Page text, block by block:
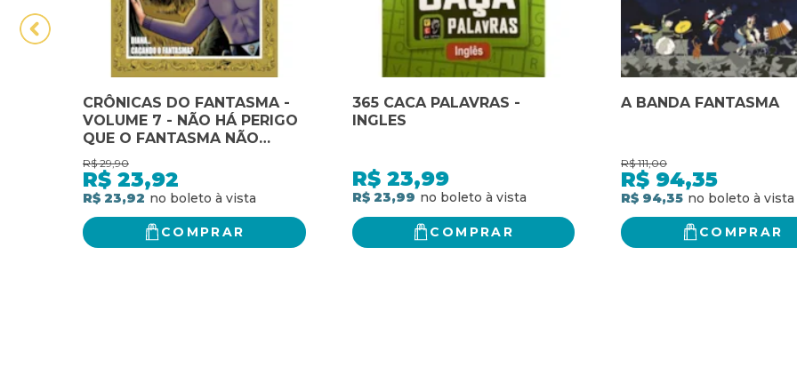
CRÔNICAS DO FANTASMA -
VOLUME 7 - NÃO HÁ PERIGO
QUE O FANTASMA NÃO
ENFRENTE! - VOL. 07
R$ 29,90
R$ 23,92
R$ 23,92
COMPRAR
365 CACA PALAVRAS -
INGLES
R$ 23,99
R$ 23,99
COMPRAR
A BANDA FANTASMA
R$ 111,00
R$ 94,35
R$ 94,35
COMPRAR